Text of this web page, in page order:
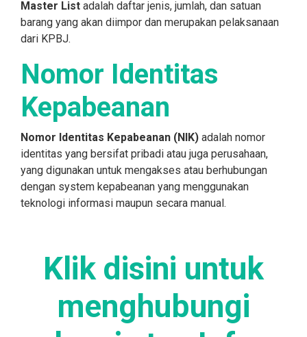
Master List adalah daftar jenis, jumlah, dan satuan
barang yang akan diimpor dan merupakan pelaksanaan
dari KPBJ.
Nomor Identitas
Kepabeanan
Nomor Identitas Kepabeanan (NIK) adalah nomor
identitas yang bersifat pribadi atau juga perusahaan,
yang digunakan untuk mengakses atau berhubungan
dengan system kepabeanan yang menggunakan
teknologi informasi maupun secara manual.
Klik disini untuk
menghubungi